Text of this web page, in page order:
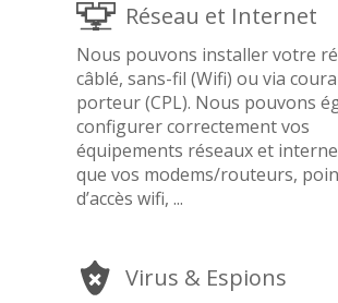
Réseau et Internet
Nous pouvons installer votre
câblé, sans-fil (Wifi) ou via
porteur (CPL). Nous pouvons
configurer correctement vos
équipements réseaux et
que vos modems/routeurs,
d’accès wifi, ...
Virus & Espions